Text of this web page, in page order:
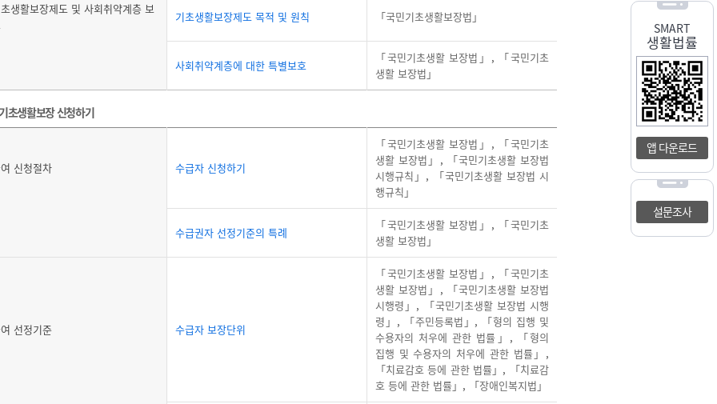
SMART
생활법률
앱 다운로드
설문조사
생활보장제도 및 사회취약계층 보
기초생활보장제도 목적 및 원칙 「국민기초생활보장법」
사회취약계층에 대한 특별보호
「국민기초생활 보장법」 , 「국민기초
생활 보장법」
초생활보장 신청하기
신청절차 수급자 신청하기
「국민기초생활 보장법」 , 「국민기초
생활 보장법」 , 「국민기초생활 보장법
시행규칙」 , 「국민기초생활 보장법 시
행규칙」
수급권자 선정기준의 특례
「국민기초생활 보장법」 , 「국민기초
생활 보장법」
선정기준 수급자 보장단위
「국민기초생활 보장법」 , 「국민기초
생활 보장법」 , 「국민기초생활 보장법
시행령」 , 「국민기초생활 보장법 시행
령」 , 「주민등록법」 , 「형의 집행 및
수용자의 처우에 관한 법률」 , 「형의
집행 및 수용자의 처우에 관한 법률」 ,
「치료감호 등에 관한 법률」 , 「치료감
호 등에 관한 법률」 , 「장애인복지법」